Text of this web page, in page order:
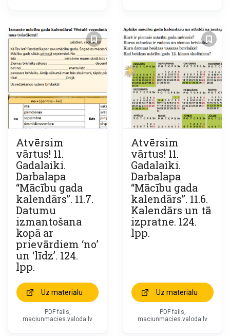
Atvērsim
vārtus! 11.
Gadalaiki.
Darbalapa
“Mācību gada
kalendārs”. 11.7.
Datumu
izmantošana
kopā ar
prievārdiem ‘no’
un ‘līdz’. 124.
lpp.
Uz materiālu
PDF fails,
maciunmacies.valoda.lv
Atvērsim
vārtus! 11.
Gadalaiki.
Darbalapa
“Mācību gada
kalendārs”. 11.6.
Kalendārs un tā
izpratne. 124.
lpp.
Uz materiālu
PDF fails,
maciunmacies.valoda.lv